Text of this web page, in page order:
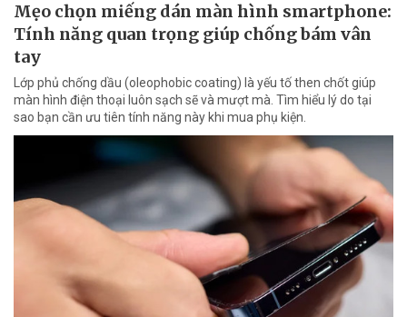
Mẹo chọn miếng dán màn hình smartphone:
Tính năng quan trọng giúp chống bám vân
tay
Lớp phủ chống dầu (oleophobic coating) là yếu tố then chốt giúp
màn hình điện thoại luôn sạch sẽ và mượt mà. Tìm hiểu lý do tại
sao bạn cần ưu tiên tính năng này khi mua phụ kiện.